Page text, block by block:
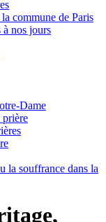
commune de Paris
nos jours
Dame
prière
la souffrance dans la